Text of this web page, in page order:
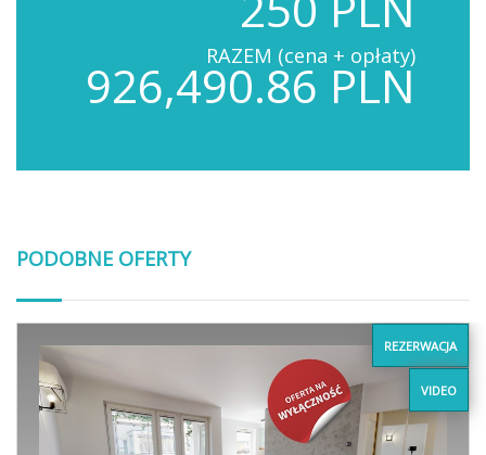
RAZEM (cena + opłaty)
926,490.86 PLN
PODOBNE OFERTY
REZERWACJA
VIDEO